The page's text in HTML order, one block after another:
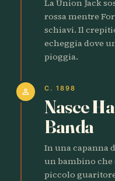
La Union Jack
rossa mentre
schiavi. Il
echeggia dove
pioggia.
person C. 1898
Nasce
Banda
In una capanna
un bambino
piccolo